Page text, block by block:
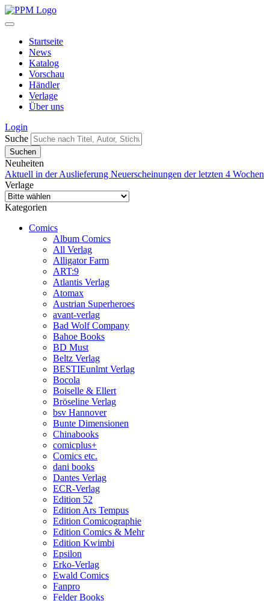
Startseite
News
Katalog
Vorschau
Händler
Verlage
Über uns
Login
Suche
Neuheiten
Aktuell in der Auslieferung Neuerscheinungen der letzten 4 Wochen
Verlage
Kategorien
Comics
Album Comics
All Verlag
Alligator Farm
ART:9
Atlantis Verlag
Atomax
Austrian Superheroes
avant-verlag
Bad Wolf Company
Bahoe Books
BD Must
Beltz Verlag
BESTIEunlmt Verlag
Bocola
Boiselle & Ellert
Bröseline Verlag
bsv Hannover
Bunte Dimensionen
Chinabooks
comicplus+
Comics etc.
dani books
Dantes Verlag
ECR-Verlag
Edition 52
Edition Ars Tempus
Edition Comicographie
Edition Comics & Mehr
Edition Kwimbi
Epsilon
Erko-Verlag
Ewald Comics
Fanpro
Felder Books